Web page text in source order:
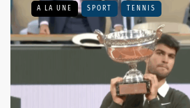
A LA UNE SPORT TENNIS